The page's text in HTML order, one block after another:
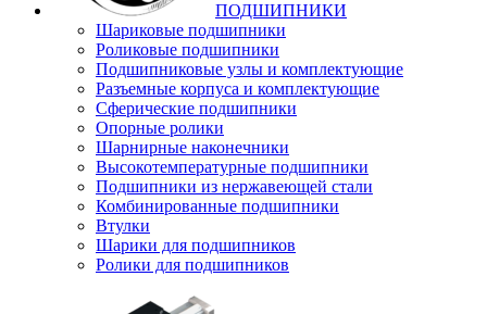
ПОДШИПНИКИ
Шариковые подшипники
Роликовые подшипники
Подшипниковые узлы и комплектующие
Разъемные корпуса и комплектующие
Сферические подшипники
Опорные ролики
Шарнирные наконечники
Высокотемпературные подшипники
Подшипники из нержавеющей стали
Комбинированные подшипники
Втулки
Шарики для подшипников
Ролики для подшипников